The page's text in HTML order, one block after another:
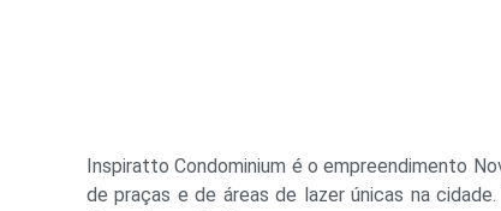
Inspiratto Condominium é o empreendimento
de praças e de áreas de lazer únicas na